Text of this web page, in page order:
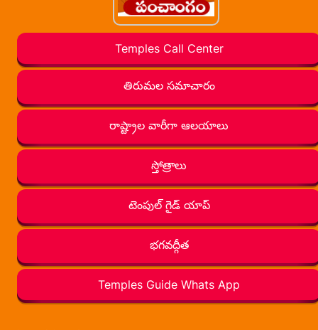
Temples Call Center
తిరుమల సమాచారం
రాష్ట్రాల వారీగా ఆలయాలు
స్తోత్రాలు
టెంపుల్ గైడ్ యాప్
భగవద్గీత
Temples Guide Whats App